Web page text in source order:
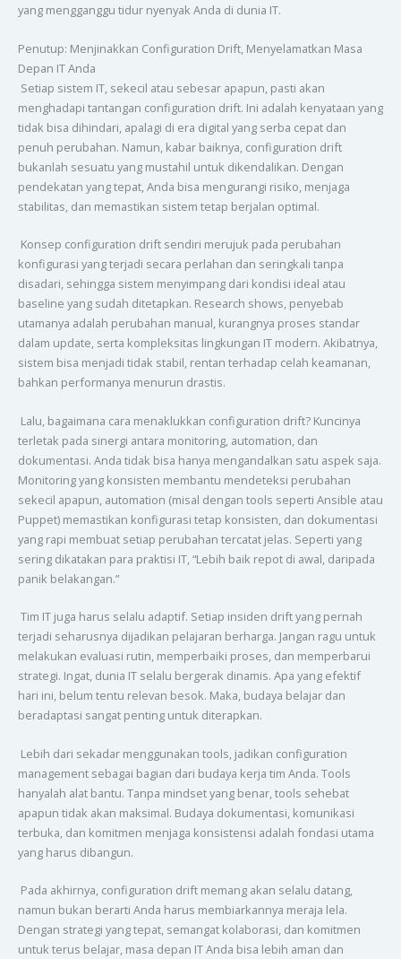
yang mengganggu tidur nyenyak Anda di dunia IT.
Penutup: Menjinakkan Configuration Drift, Menyelamatkan Masa
Depan IT Anda
Setiap sistem IT, sekecil atau sebesar apapun, pasti akan
menghadapi tantangan configuration drift. Ini adalah kenyataan yang
tidak bisa dihindari, apalagi di era digital yang serba cepat dan
penuh perubahan. Namun, kabar baiknya, configuration drift
bukanlah sesuatu yang mustahil untuk dikendalikan. Dengan
pendekatan yang tepat, Anda bisa mengurangi risiko, menjaga
stabilitas, dan memastikan sistem tetap berjalan optimal.
Konsep configuration drift sendiri merujuk pada perubahan
konfigurasi yang terjadi secara perlahan dan seringkali tanpa
disadari, sehingga sistem menyimpang dari kondisi ideal atau
baseline yang sudah ditetapkan. Research shows, penyebab
utamanya adalah perubahan manual, kurangnya proses standar
dalam update, serta kompleksitas lingkungan IT modern. Akibatnya,
sistem bisa menjadi tidak stabil, rentan terhadap celah keamanan,
bahkan performanya menurun drastis.
Lalu, bagaimana cara menaklukkan configuration drift? Kuncinya
terletak pada sinergi antara monitoring, automation, dan
dokumentasi. Anda tidak bisa hanya mengandalkan satu aspek saja.
Monitoring yang konsisten membantu mendeteksi perubahan
sekecil apapun, automation (misal dengan tools seperti Ansible atau
Puppet) memastikan konfigurasi tetap konsisten, dan dokumentasi
yang rapi membuat setiap perubahan tercatat jelas. Seperti yang
sering dikatakan para praktisi IT, “Lebih baik repot di awal, daripada
panik belakangan.”
Tim IT juga harus selalu adaptif. Setiap insiden drift yang pernah
terjadi seharusnya dijadikan pelajaran berharga. Jangan ragu untuk
melakukan evaluasi rutin, memperbaiki proses, dan memperbarui
strategi. Ingat, dunia IT selalu bergerak dinamis. Apa yang efektif
hari ini, belum tentu relevan besok. Maka, budaya belajar dan
beradaptasi sangat penting untuk diterapkan.
Lebih dari sekadar menggunakan tools, jadikan configuration
management sebagai bagian dari budaya kerja tim Anda. Tools
hanyalah alat bantu. Tanpa mindset yang benar, tools sehebat
apapun tidak akan maksimal. Budaya dokumentasi, komunikasi
terbuka, dan komitmen menjaga konsistensi adalah fondasi utama
yang harus dibangun.
Pada akhirnya, configuration drift memang akan selalu datang,
namun bukan berarti Anda harus membiarkannya meraja lela.
Dengan strategi yang tepat, semangat kolaborasi, dan komitmen
untuk terus belajar, masa depan IT Anda bisa lebih aman dan